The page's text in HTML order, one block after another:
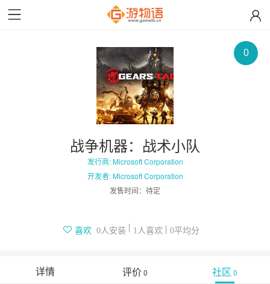
0
战争机器：战术小队
发行商: Microsoft Corporation
开发者: Microsoft Corporation
发售时间： 待定
喜欢 0人安装 1 人喜欢 0平均分
详情 评价0 社区 0